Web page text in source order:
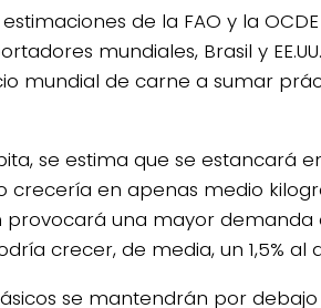
de la FAO y la
mundiales, Brasil y
mundial de carne a sumar
se estima que se estancará
crecería en apenas medio
una mayor demanda
crecer, de media, un 1,5% al
se mantendrán por